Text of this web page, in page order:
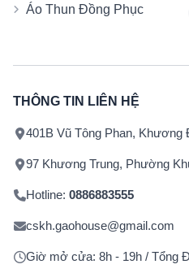
Áo Thun Đồng Phục
THÔNG TIN LIÊN HỆ
401B Vũ Tông Phan, Khương
97 Khương Trung, Phường
Hotline: 0886883555
cskh.gaohouse@gmail.com
Giờ mở cửa: 8h - 19h / Tổng